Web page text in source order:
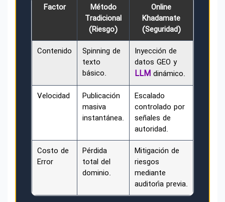
Factor
Método
Tradicional
(Riesgo)
Online
Khadamate
(Seguridad)
Contenido
Spinning de
texto
básico.
Inyección de
datos GEO y
LLM dinámico.
Velocidad
Publicación
masiva
instantánea.
Escalado
controlado por
señales de
autoridad.
Costo de
Error
Pérdida
total del
dominio.
Mitigación de
riesgos
mediante
auditoría previa.